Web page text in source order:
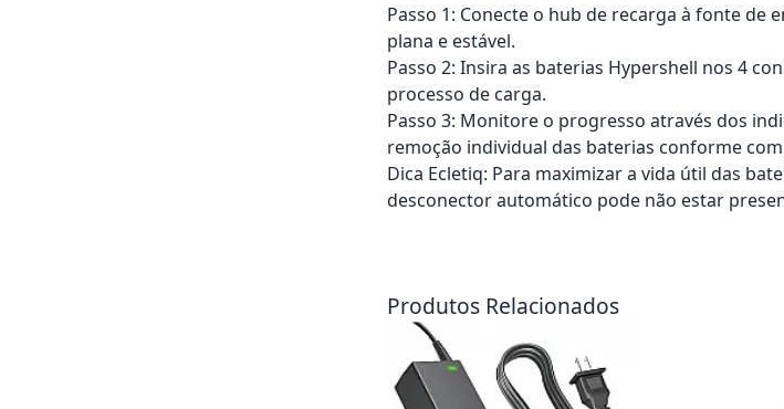
Passo 1: Conecte o hub de recarga à fonte
plana e estável.
Passo 2: Insira as baterias Hypershell nos 4
processo de carga.
Passo 3: Monitore o progresso através dos
remoção individual das baterias conforme
Dica Ecletiq: Para maximizar a vida útil das
desconector automático pode não estar
Produtos Relacionados
Adicionar ao carrinho Adicionar ao